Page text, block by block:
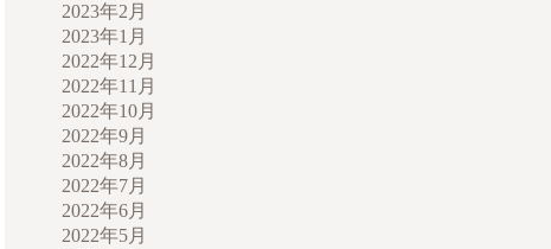
2023年2月
2023年1月
2022年12月
2022年11月
2022年10月
2022年9月
2022年8月
2022年7月
2022年6月
2022年5月